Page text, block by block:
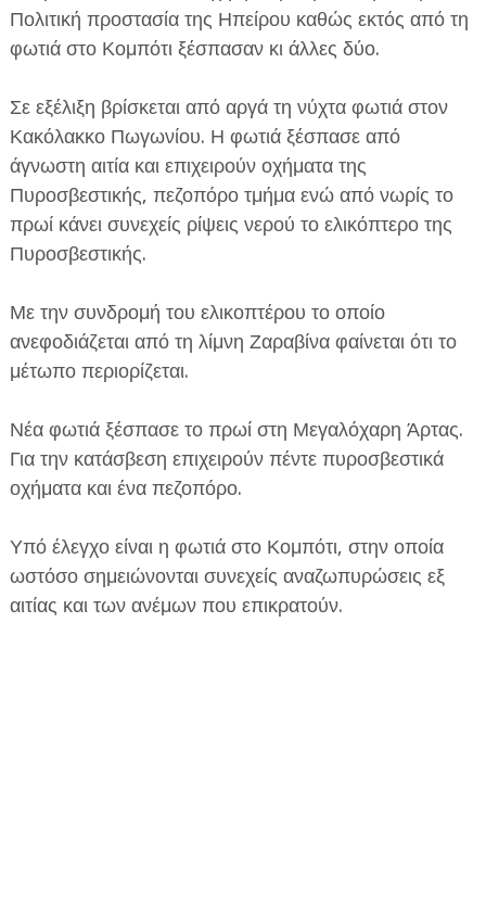
ΕΦΗΜΕΡΙΔΑ Η ΠΑΡΓΑ
ΠΛΗΡΟΦΟΡΙΕΣ
Πολιτική προστασία της Ηπείρου καθώς εκτός από τη
φωτιά στο Κομπότι ξέσπασαν κι άλλες δύο.
Σε εξέλιξη βρίσκεται από αργά τη νύχτα φωτιά στον
Κακόλακκο Πωγωνίου. Η φωτιά ξέσπασε από
άγνωστη αιτία και επιχειρούν οχήματα της
Πυροσβεστικής, πεζοπόρο τμήμα ενώ από νωρίς το
πρωί κάνει συνεχείς ρίψεις νερού το ελικόπτερο της
Πυροσβεστικής.
Με την συνδρομή του ελικοπτέρου το οποίο
ανεφοδιάζεται από τη λίμνη Ζαραβίνα φαίνεται ότι το
μέτωπο περιορίζεται.
Νέα φωτιά ξέσπασε το πρωί στη Μεγαλόχαρη Άρτας.
Για την κατάσβεση επιχειρούν πέντε πυροσβεστικά
οχήματα και ένα πεζοπόρο.
Υπό έλεγχο είναι η φωτιά στο Κομπότι, στην οποία
ωστόσο σημειώνονται συνεχείς αναζωπυρώσεις εξ
αιτίας και των ανέμων που επικρατούν.